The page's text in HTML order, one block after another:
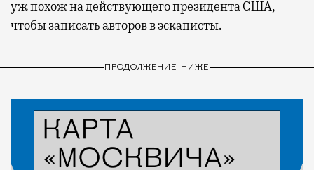
уж похож на действующего президента США,
чтобы записать авторов в эскаписты.
ПРОДОЛЖЕНИЕ НИЖЕ